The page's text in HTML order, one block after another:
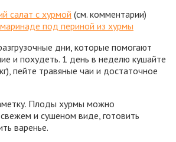
салат с хурмой (см. комментарии)
под периной из хурмы
дни, которые помогают
и похудеть. 1 день в неделю кушайте
пейте травяные чаи и достаточное
Плоды хурмы можно
и сушеном виде, готовить
варенье.